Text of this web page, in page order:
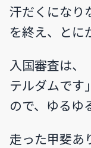
汗だくになり
を終え、とに
入国審査は、
テルダムです
ので、ゆるゆ
走った甲斐あ